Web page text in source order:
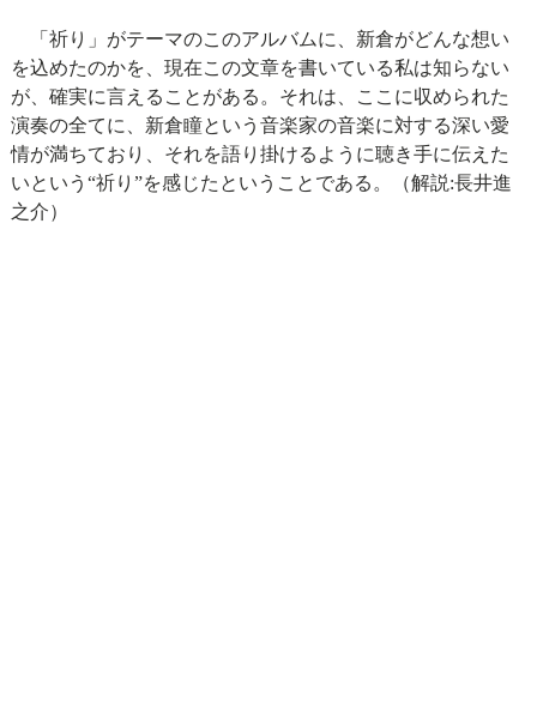
「祈り」がテーマのこのアルバムに、新倉がどんな想い
を込めたのかを、現在この文章を書いている私は知らない
が、確実に言えることがある。それは、ここに収められた
演奏の全てに、新倉瞳という音楽家の音楽に対する深い愛
情が満ちており、それを語り掛けるように聴き手に伝えた
いという“祈り”を感じたということである。（解説:長井進
之介）